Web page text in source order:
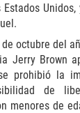
Abuso de
Dependientes
Negligencia
Lesión Corporal
octubre del
Jerry Brown
prohibió la
de
menores de